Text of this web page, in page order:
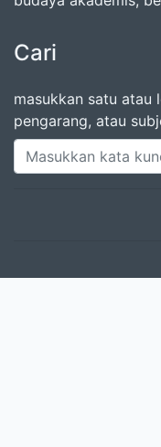
Cari
masukkan satu atau
pengarang, atau